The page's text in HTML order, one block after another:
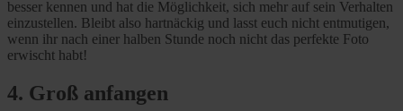
besser kennen und hat die Möglichkeit, sich mehr auf sein Verhalten
einzustellen. Bleibt also hartnäckig und lasst euch nicht entmutigen,
wenn ihr nach einer halben Stunde noch nicht das perfekte Foto
erwischt habt!
4. Groß anfangen